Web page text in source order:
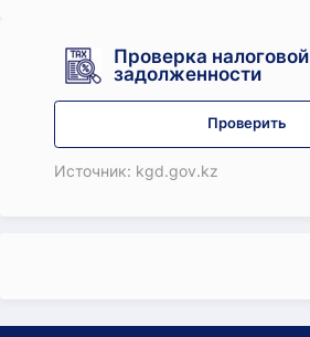
Проверка налоговой
задолженности
Проверить
Источник: kgd.gov.kz